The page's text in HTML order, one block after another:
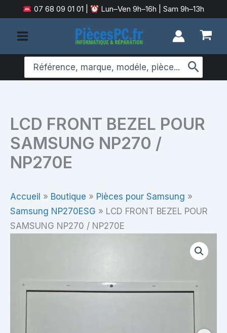
au
contenu
07 68 09 01 01 Lun–Ven 9h–16h | Sam 9h–13h
Search
for:
LCD FRONT BEZEL POUR
SAMSUNG NP270 /
NP270E
Accueil » Boutique » Pièces pour Samsung »
Samsung NP270ESG » LCD FRONT BEZEL POUR
SAMSUNG NP270 / NP270E